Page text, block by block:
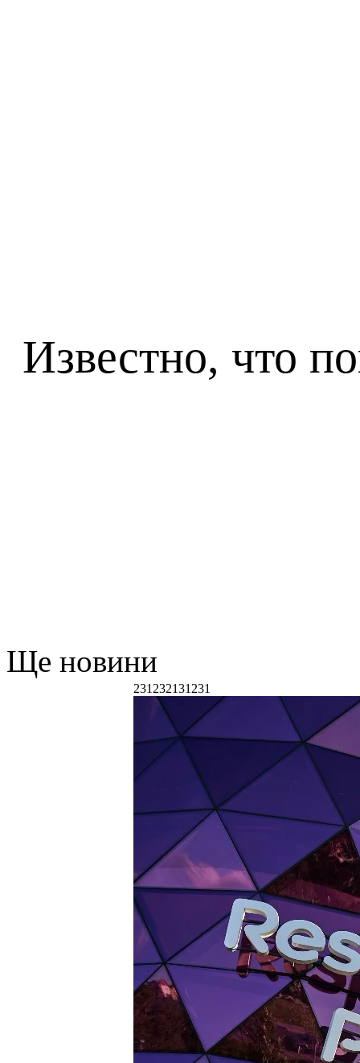
Известно, что
Ще новини
231232131231